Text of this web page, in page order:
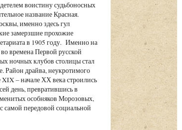
воистину судьбоносных
название Красная.
именно здесь гул
замерзшие прохожие
в 1905 году. Именно на
времена Первой русской
ночных клубов столицы стал
Район драйва, неукротимого
– начале ХХ века строились
день, превратившись в
особняков Морозовых,
самой передовой социальной